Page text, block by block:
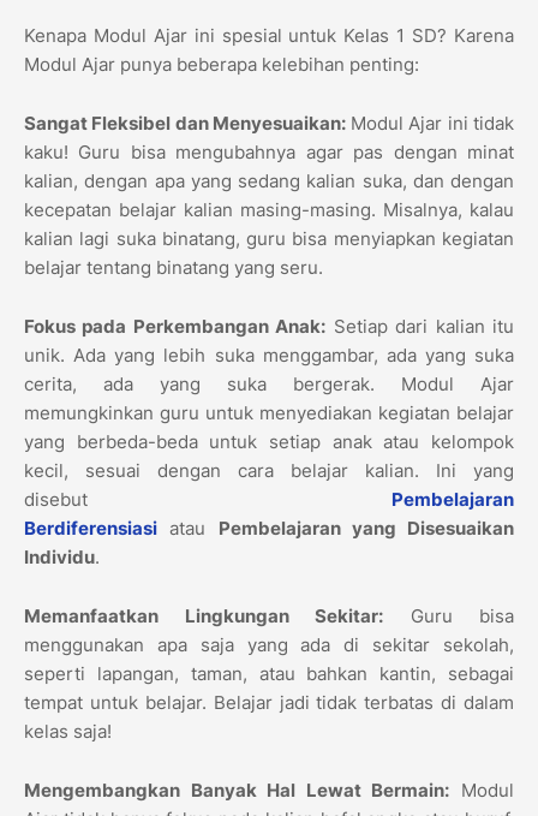
Kenapa Modul Ajar ini spesial untuk Kelas 1 SD? Karena
Modul Ajar punya beberapa kelebihan penting:
Sangat Fleksibel dan Menyesuaikan:Modul Ajar ini tidak
kaku! Guru bisa mengubahnya agar pas dengan minat
kalian, dengan apa yang sedang kalian suka, dan dengan
kecepatan belajar kalian masing-masing. Misalnya, kalau
kalian lagi suka binatang, guru bisa menyiapkan kegiatan
belajar tentang binatang yang seru.
Fokus pada Perkembangan Anak: Setiap dari kalian itu
unik. Ada yang lebih suka menggambar, ada yang suka
cerita, ada yang suka bergerak. Modul Ajar
memungkinkan guru untuk menyediakan kegiatan belajar
yang berbeda-beda untuk setiap anak atau kelompok
kecil, sesuai dengan cara belajar kalian. Ini yang
disebut Pembelajaran
Berdiferensiasi atau Pembelajaran yang Disesuaikan
Individu.
Memanfaatkan Lingkungan Sekitar: Guru bisa
menggunakan apa saja yang ada di sekitar sekolah,
seperti lapangan, taman, atau bahkan kantin, sebagai
tempat untuk belajar. Belajar jadi tidak terbatas di dalam
kelas saja!
Mengembangkan Banyak Hal Lewat Bermain: Modul